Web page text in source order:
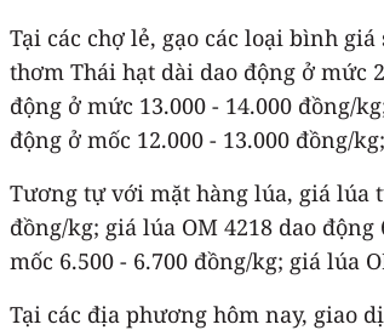
Tại các chợ lẻ, gạo các loại bình
thơm Thái hạt dài dao động ở mức
động ở mức 13.000 - 14.000 đồng/
động ở mốc 12.000 - 13.000 đồng/
Tương tự với mặt hàng lúa, giá lúa
đồng/kg; giá lúa OM 4218 dao
mốc 6.500 - 6.700 đồng/kg; giá lúa
Tại các địa phương hôm nay, giao